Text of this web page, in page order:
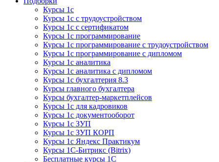
Курсы 1с
Курсы 1с с трудоустройством
Курсы 1с с сертификатом
Курсы 1с программирование
Курсы 1с программирование с трудоустройством
Курсы 1с программирование с дипломом
Курсы 1с аналитика
Курсы 1с аналитика с дипломом
Курсы 1с бухгалтерия 8.3
Курсы главного бухгалтера
Курсы бухгалтер-маркетплейсов
Курсы 1с для кадровиков
Курсы 1с документооборот
Курсы 1с ЗУП
Курсы 1с ЗУП КОРП
Курсы 1с Яндекс Практикум
Курсы 1С-Битрикс (Bitrix)
Бесплатные курсы 1С